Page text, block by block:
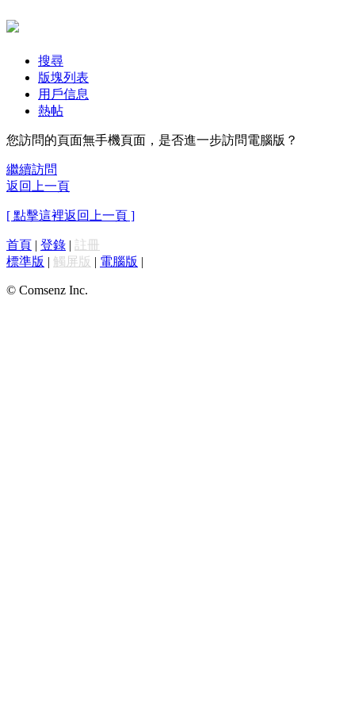
搜尋
版塊列表
用戶信息
熱帖
您訪問的頁面無手機頁面，是否進一步訪問電腦版？
繼續訪問
返回上一頁
[ 點擊這裡返回上一頁 ]
首頁 | 登錄 | 註冊
標準版 | 觸屏版 | 電腦版 |
© Comsenz Inc.